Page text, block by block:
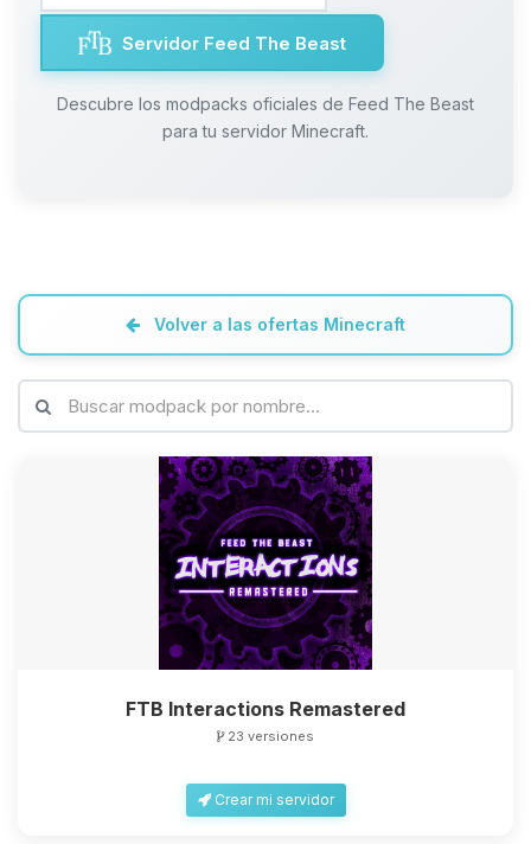
Servidor Feed The Beast
Descubre los modpacks oficiales de Feed The Beast
para tu servidor Minecraft.
Volver a las ofertas Minecraft
FTB Interactions Remastered
23 versiones
Crear mi servidor